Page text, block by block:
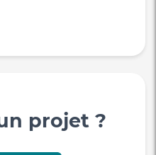
projet ?